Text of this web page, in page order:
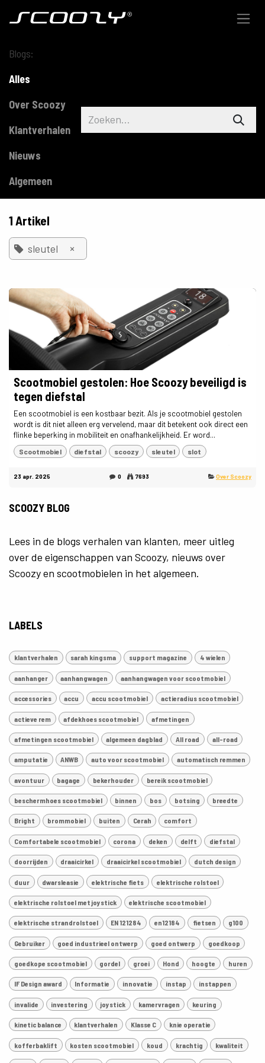
Blogs:
Alles
Over Scoozy
Klantverhalen
Nieuws
Algemeen
1 Artikel
sleutel ×
Scootmobiel gestolen: Hoe Scoozy beveiligd is
tegen diefstal
Een scootmobiel is een kostbaar bezit. Als je scootmobiel gestolen
wordt is dit niet alleen erg vervelend, maar dit betekent ook direct een
flinke beperking in mobiliteit en onafhankelijkheid. Er word...
Scootmobiel diefstal scoozy sleutel slot
23 apr. 2025 0 7693 Over Scoozy
SCOOZY BLOG
Lees in de blogs verhalen van klanten, meer uitleg
over de eigenschappen van Scoozy, nieuws over
Scoozy en scootmobielen in het algemeen.
LABELS
klantverhalen sarah kingsma support magazine 4 wielen
aanhanger aanhangwagen aanhangwagen voor scootmobiel
accessories accu accu scootmobiel actieradius scootmobiel
actieve rem afdekhoes scootmobiel afmetingen
afmetingen scootmobiel algemeen dagblad All road all-road
amputatie ANWB auto voor scootmobiel automatisch remmen
avontuur bagage bekerhouder bereik scootmobiel
beschermhoes scootmobiel binnen bos botsing breedte
Bright brommobiel buiten Cerah comfort
Comfortabele scootmobiel corona deken delft diefstal
doorrijden draaicirkel draaicirkel scootmobiel dutch design
duur dwarsleasie elektrische fiets elektrische rolstoel
elektrische rolstoel met joystick elektrische scootmobiel
elektrische strandrolstoel EN 121284 en12184 fietsen g100
Gebruiker goed industrieel ontwerp goed ontwerp goedkoop
goedkope scootmobiel gordel groei Hond hoogte huren
IF Design award Informatie innovatie instap instappen
invalide investering joystick kamervragen keuring
kinetic balance klantverhalen Klasse C knie operatie
kofferbaklift kosten scootmobiel koud krachtig kwaliteit